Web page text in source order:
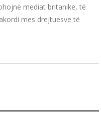
mediat britanike, të
mes drejtuesve të